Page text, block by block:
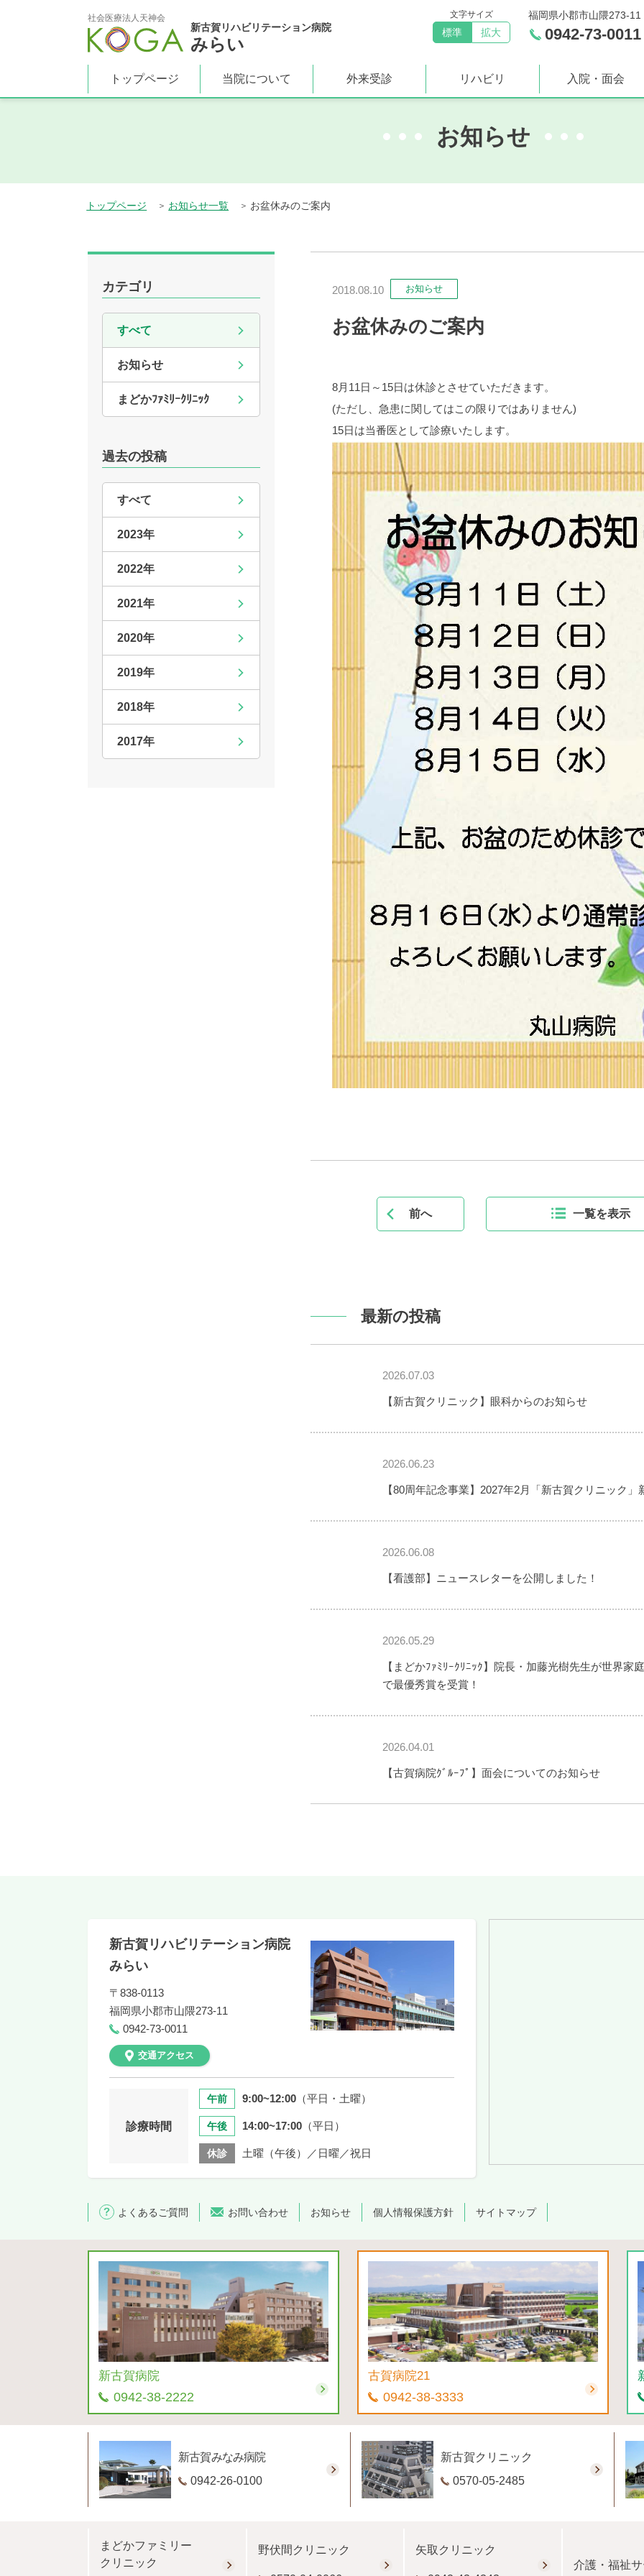
社会医療法人天神会
新古賀リハビリテーション病院
みらい
文字サイズ
標準 拡大
福岡県小郡市山隈273-11
0942-73-0011
トップページ 当院について 外来受診 リハビリ 入院・面会
お知らせ
トップページ お知らせ一覧 お盆休みのご案内
カテゴリ
すべて
お知らせ
まどかﾌｧﾐﾘｰｸﾘﾆｯｸ
過去の投稿
すべて
2023年
2022年
2021年
2020年
2019年
2018年
2017年
2018.08.10 お知らせ
お盆休みのご案内
8月11日～15日は休診とさせていただきます。
(ただし、急患に関してはこの限りではありません)
15日は当番医として診療いたします。
前へ 一覧を表示
最新の投稿
2026.07.03
【新古賀クリニック】眼科からのお知らせ
2026.06.23
【80周年記念事業】2027年2月「新古賀クリニック」
2026.06.08
【看護部】ニュースレターを公開しました！
2026.05.29
【まどかﾌｧﾐﾘｰｸﾘﾆｯｸ】院長・加藤光樹先生が世界家
で最優秀賞を受賞！
2026.04.01
【古賀病院ｸﾞﾙｰﾌﾟ】面会についてのお知らせ
新古賀リハビリテーション病院
みらい
〒838-0113
福岡県小郡市山隈273-11
0942-73-0011
交通アクセス
診療時間
午前 9:00~12:00 （平日・土曜）
午後 14:00~17:00 （平日）
休診 土曜（午後）／日曜／祝日
よくあるご質問 お問い合わせ お知らせ 個人情報保護方針 サイトマップ
新古賀病院
0942-38-2222
古賀病院21
0942-38-3333
新古賀みなみ病院
0942-26-0100
新古賀クリニック
0570-05-2485
まどかファミリー
クリニック
野伏間クリニック 矢取クリニック
介護・福祉